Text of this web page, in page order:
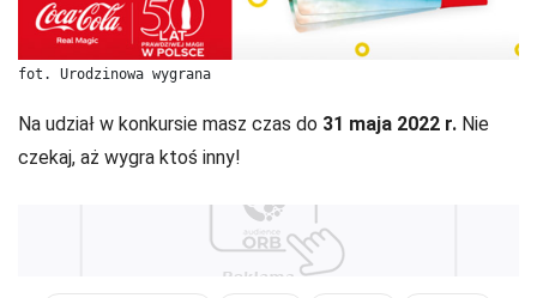
fot. Urodzinowa wygrana
Na udział w konkursie masz czas do 31 maja 2022 r. Nie
czekaj, aż wygra ktoś inny!